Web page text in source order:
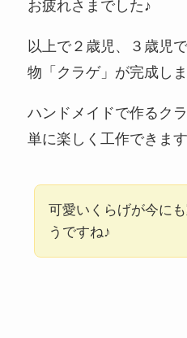
お疲れさまでした♪
以上で２歳児、３歳児
物「クラゲ」が完成しま
ハンドメイドで作るク
単に楽しく工作できます
可愛いくらげが今に
うですね♪